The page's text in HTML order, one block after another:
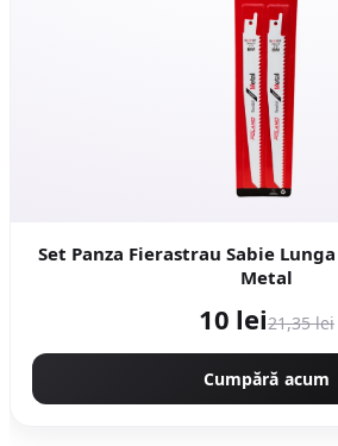
Set Panza Fierastrau Sabie
Metal
10 lei21,35 lei
Cumpără acum